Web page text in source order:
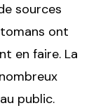
sources
ont
en faire. La
public.